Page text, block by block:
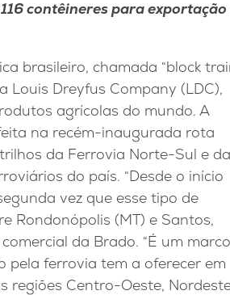
contêineres para exportação
brasileiro, chamada “block
Louis Dreyfus Company (LDC),
agrícolas do mundo. A
na recém-inaugurada rota
da Ferrovia Norte-Sul e da
do país. “Desde o início
vez que esse tipo de
Rondonópolis (MT) e Santos,
da Brado. “É um marco
pela ferrovia tem a oferecer em
regiões Centro-Oeste,